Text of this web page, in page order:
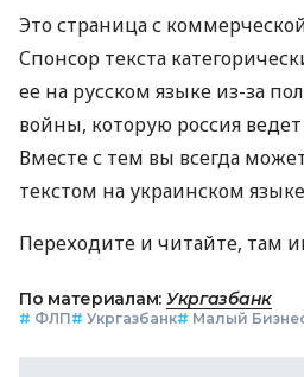
Это страница с
Спонсор текста
ее на русском языке из-за
войны, которую россия
Вместе с тем вы всегда
текстом на украинском
Переходите и читайте, там
По материалам: Укргазбанк
# ФЛП# Укргазбанк# Малый